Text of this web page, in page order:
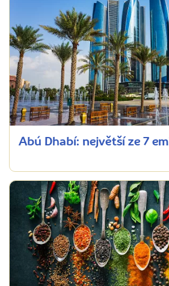
Abú Dhabí: největší ze 7